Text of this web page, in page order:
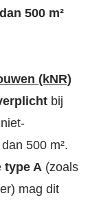
500 m²
(kNR)
bij
500 m².
type A(zoals
mag dit